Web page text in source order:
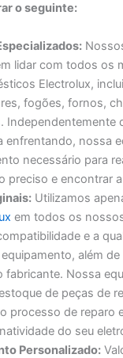
o seguinte:
lidar com todos os
Electrolux,
fogões, fornos,
Independentemente
enfrentando, nossa
necessário para
preciso e encontrar
Utilizamos
em todos os
e a
além de
fabricante. Nossa
de peças de
processo de reparo
do seu
Personalizado: